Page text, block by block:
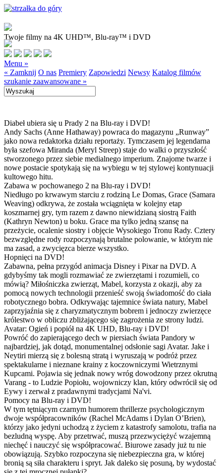
Twoje filmy na 4K UHD™, Blu-ray™ i DVD
Menu »
« Zamknij O nas Premiery Zapowiedzi Newsy Katalog filmów
szukanie zaawansowane »
Diabeł ubiera się u Prady 2 na Blu-ray i DVD!
Andy Sachs (Anne Hathaway) powraca do magazynu „Runway”
jako nowa redaktorka działu reportaży. Tymczasem jej legendarna
była szefowa Miranda (Meryl Streep) staje do walki o przyszłość
stworzonego przez siebie medialnego imperium. Znajome twarze i
nowe postacie spotykają się na wybiegu w tej stylowej kontynuacji
kultowego hitu.
Zabawa w pochowanego 2 na Blu-ray i DVD!
Niedługo po krwawym starciu z rodziną Le Domas, Grace (Samara
Weaving) odkrywa, że została wciągnięta w kolejny etap
koszmarnej gry, tym razem z dawno niewidzianą siostrą Faith
(Kathryn Newton) u boku. Grace ma tylko jedną szansę na
przeżycie, ocalenie siostry i objęcie Wysokiego Tronu Rady. Cztery
bezwzględne rody rozpoczynają brutalne polowanie, w którym nie
ma zasad, a zwycięzca bierze wszystko.
Hopnięci na DVD!
Zabawna, pełna przygód animacja Disney i Pixar na DVD. A
gdybyśmy tak mogli rozmawiać ze zwierzętami i rozumieli, co
mówią? Miłośniczka zwierząt, Mabel, korzysta z okazji, aby za
pomocą nowych technologii przenieść swoją świadomość do ciała
robotycznego bobra. Odkrywając tajemnice świata natury, Mabel
zaprzyjaźnia się z charyzmatycznym bobrem i jednoczy zwierzęce
królestwo w obliczu zbliżającego się zagrożenia ze strony ludzi.
Avatar: Ogień i popiół na 4K UHD, Blu-ray i DVD!
Powróć do zapierającego dech w piersiach świata Pandory w
najbardziej, jak dotąd, monumentalnej odsłonie sagi Avatar. Jake i
Neytiri mierzą się z bolesną stratą i wyruszają w podróż przez
spektakularne i nieznane krainy z koczowniczymi Wietrznymi
Kupcami. Pojawia się jednak nowy wróg dowodzony przez okrutną
Varang - to Ludzie Popiołu, wojowniczy klan, który odwrócił się od
Eywy i zerwał z pradawnymi tradycjami Na'vi.
Pomocy na Blu-ray i DVD!
W tym tętniącym czarnym humorem thrillerze psychologicznym
dwoje współpracowników (Rachel McAdams i Dylan O’Brien),
którzy jako jedyni uchodzą z życiem z katastrofy samolotu, trafia na
bezludną wyspę. Aby przetrwać, muszą przezwyciężyć wzajemną
niechęć i nauczyć się współpracować. Biurowe zasady już tu nie
obowiązują. Szybko rozpoczyna się niebezpieczna gra, w której
bronią są siła charakteru i spryt. Jak daleko się posuną, by wydostać